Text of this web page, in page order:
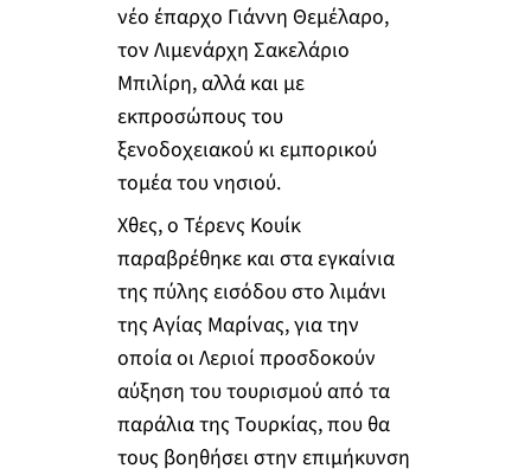
νέο έπαρχο Γιάννη Θεμέλαρο,
τον Λιμενάρχη Σακελάριο
Μπιλίρη, αλλά και με
εκπροσώπους του
ξενοδοχειακού κι εμπορικού
τομέα του νησιού.
Χθες, ο Τέρενς Κουίκ
παραβρέθηκε και στα εγκαίνια
της πύλης εισόδου στο λιμάνι
της Αγίας Μαρίνας, για την
οποία οι Λεριοί προσδοκούν
αύξηση του τουρισμού από τα
παράλια της Τουρκίας, που θα
τους βοηθήσει στην επιμήκυνση